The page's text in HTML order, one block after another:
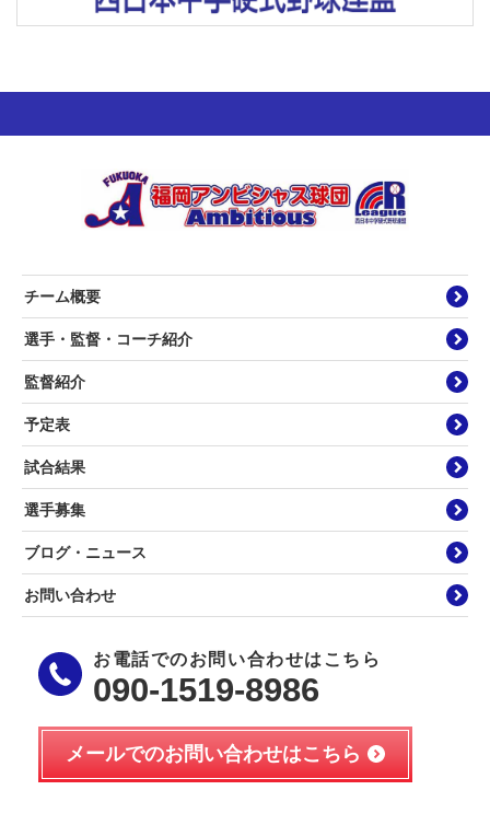
チーム概要
選手・監督・コーチ紹介
監督紹介
予定表
試合結果
選手募集
ブログ・ニュース
お問い合わせ
お電話でのお問い合わせはこちら
090-1519-8986
メールでのお問い合わせはこちら